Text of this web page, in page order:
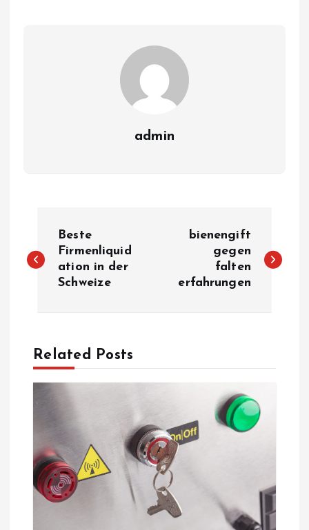
admin
o
n
a
g
Beste
Firmenliquid
ation in der
Schweize
bienengift
gegen
falten
erfahrungen
Related Posts